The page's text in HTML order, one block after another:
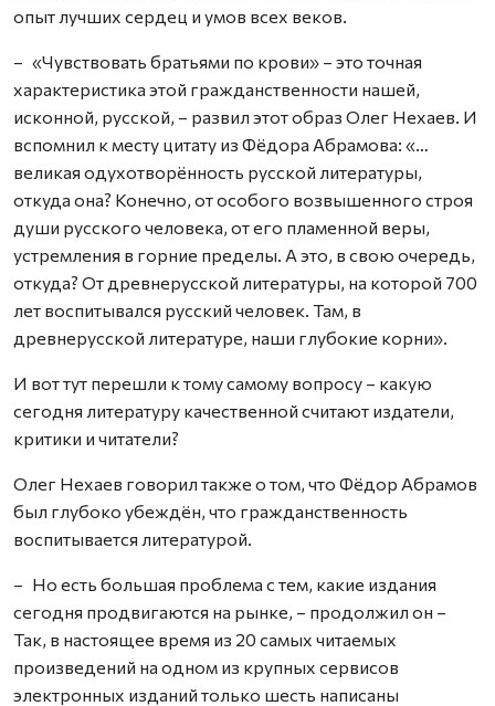
опыт лучших сердец и умов всех веков.
– «Чувствовать братьями по крови» – это точная
характеристика этой гражданственности нашей,
исконной, русской, – развил этот образ Олег Нехаев. И
вспомнил к месту цитату из Фёдора Абрамова: «…
великая одухотворённость русской литературы,
откуда она? Конечно, от особого возвышенного строя
души русского человека, от его пламенной веры,
устремления в горние пределы. А это, в свою очередь,
откуда? От древнерусской литературы, на которой 700
лет воспитывался русский человек. Там, в
древнерусской литературе, наши глубокие корни».
И вот тут перешли к тому самому вопросу – какую
сегодня литературу качественной считают издатели,
критики и читатели?
Олег Нехаев говорил также о том, что Фёдор Абрамов
был глубоко убеждён, что гражданственность
воспитывается литературой.
– Но есть большая проблема с тем, какие издания
сегодня продвигаются на рынке, – продолжил он –
Так, в настоящее время из 20 самых читаемых
произведений на одном из крупных сервисов
электронных изданий только шесть написаны